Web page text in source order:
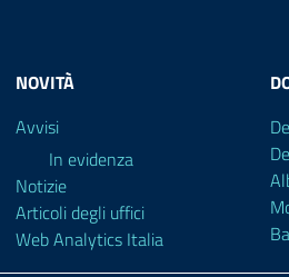
NOVITÀ
Avvisi
In evidenza
Notizie
Articoli degli uffici
Web Analytics Italia